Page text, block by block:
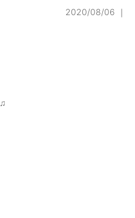
2020/08/06 ｜